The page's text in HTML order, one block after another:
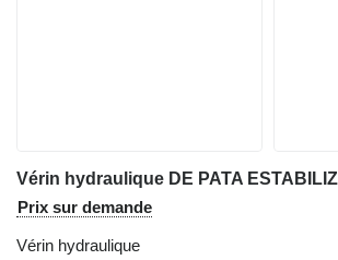
Prix sur demande
Vérin hydraulique